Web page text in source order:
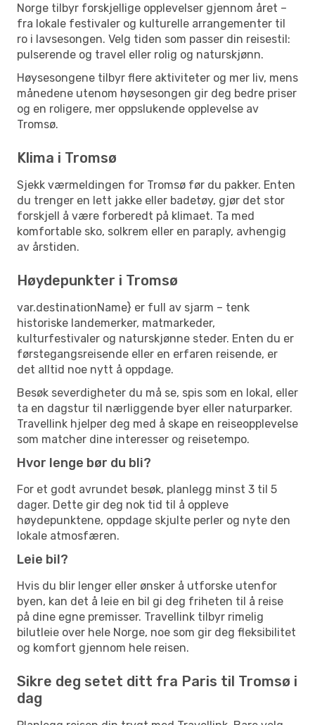
Norge tilbyr forskjellige opplevelser gjennom året –
fra lokale festivaler og kulturelle arrangementer til
ro i lavsesongen. Velg tiden som passer din reisestil:
pulserende og travel eller rolig og naturskjønn.
Høysesongene tilbyr flere aktiviteter og mer liv, mens
månedene utenom høysesongen gir deg bedre priser
og en roligere, mer oppslukende opplevelse av
Tromsø.
Klima i Tromsø
Sjekk værmeldingen for Tromsø før du pakker. Enten
du trenger en lett jakke eller badetøy, gjør det stor
forskjell å være forberedt på klimaet. Ta med
komfortable sko, solkrem eller en paraply, avhengig
av årstiden.
Høydepunkter i Tromsø
var.destinationName} er full av sjarm – tenk
historiske landemerker, matmarkeder,
kulturfestivaler og naturskjønne steder. Enten du er
førstegangsreisende eller en erfaren reisende, er
det alltid noe nytt å oppdage.
Besøk severdigheter du må se, spis som en lokal, eller
ta en dagstur til nærliggende byer eller naturparker.
Travellink hjelper deg med å skape en reiseopplevelse
som matcher dine interesser og reisetempo.
Hvor lenge bør du bli?
For et godt avrundet besøk, planlegg minst 3 til 5
dager. Dette gir deg nok tid til å oppleve
høydepunktene, oppdage skjulte perler og nyte den
lokale atmosfæren.
Leie bil?
Hvis du blir lenger eller ønsker å utforske utenfor
byen, kan det å leie en bil gi deg friheten til å reise
på dine egne premisser. Travellink tilbyr rimelig
bilutleie over hele Norge, noe som gir deg fleksibilitet
og komfort gjennom hele reisen.
Sikre deg setet ditt fra Paris til Tromsø i
dag